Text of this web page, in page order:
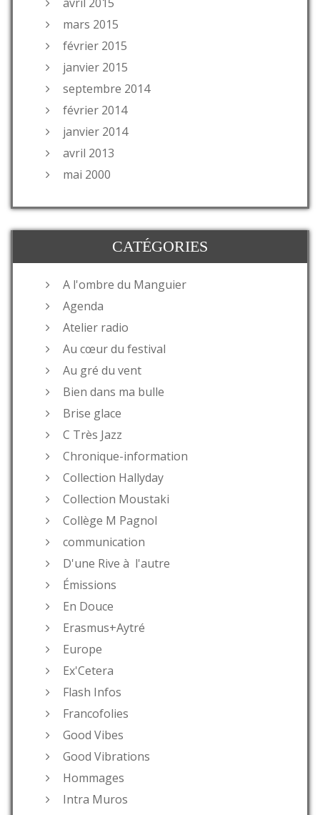
mars 2015
février 2015
janvier 2015
septembre 2014
février 2014
janvier 2014
avril 2013
mai 2000
CATÉGORIES
A l'ombre du Manguier
Agenda
Atelier radio
Au cœur du festival
Au gré du vent
Bien dans ma bulle
Brise glace
C Très Jazz
Chronique-information
Collection Hallyday
Collection Moustaki
Collège M Pagnol
communication
D'une Rive à l'autre
Émissions
En Douce
Erasmus+Aytré
Europe
Ex'Cetera
Flash Infos
Francofolies
Good Vibes
Good Vibrations
Hommages
Intra Muros